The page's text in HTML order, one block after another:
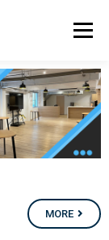
選單
創業諮詢
MORE